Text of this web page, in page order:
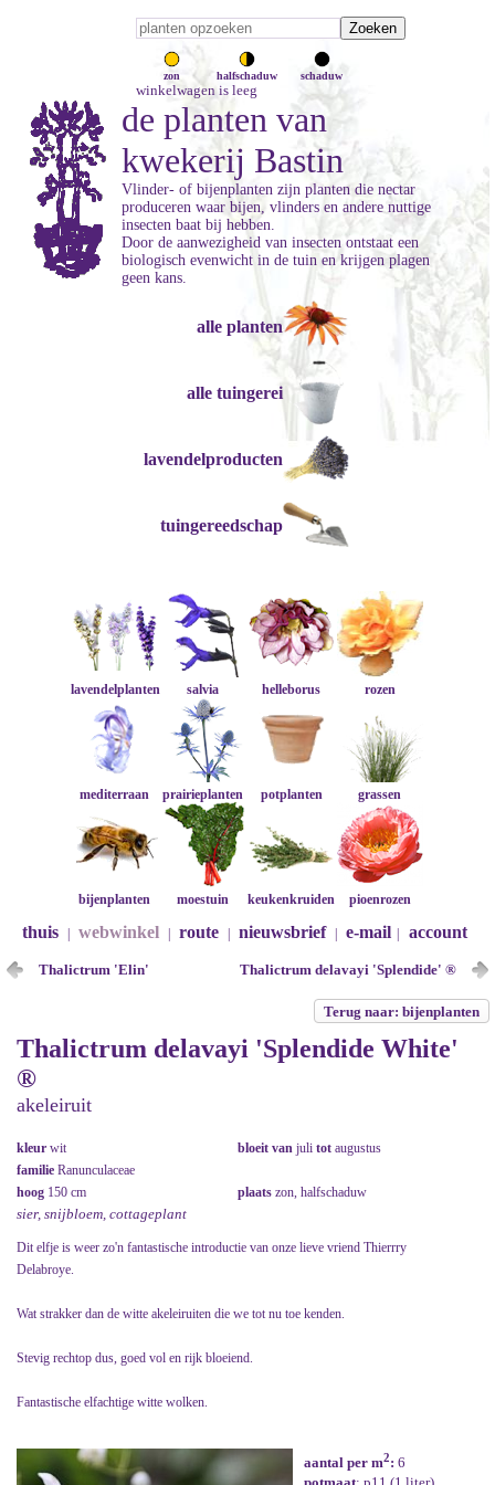
zon halfschaduw schaduw
winkelwagen is leeg
de planten van
kwekerij Bastin
Vlinder- of bijenplanten zijn planten die nectar
produceren waar bijen, vlinders en andere nuttige
insecten baat bij hebben.
Door de aanwezigheid van insecten ontstaat een
biologisch evenwicht in de tuin en krijgen plagen
geen kans.
alle planten
alle tuingerei
lavendelproducten
tuingereedschap
lavendelplanten salvia helleborus rozen
mediterraan prairieplanten potplanten grassen
bijenplanten moestuin keukenkruiden pioenrozen
thuis webwinkel route nieuwsbrief e-mail account
Thalictrum 'Elin' Thalictrum delavayi 'Splendide' ®
Terug naar: bijenplanten
Thalictrum delavayi 'Splendide White'
®
akeleiruit
kleur wit bloeit van juli tot augustus
familie Ranunculaceae
hoog 150 cm plaats zon, halfschaduw
sier, snijbloem, cottageplant
Dit elfje is weer zo'n fantastische introductie van onze lieve vriend Thierrry
Delabroye.
Wat strakker dan de witte akeleiruiten die we tot nu toe kenden.
Stevig rechtop dus, goed vol en rijk bloeiend.
Fantastische elfachtige witte wolken.
aantal per m2: 6